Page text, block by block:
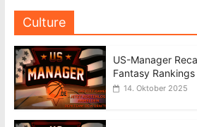
Culture
US-Manager
Fantasy
14. Oktober 2025